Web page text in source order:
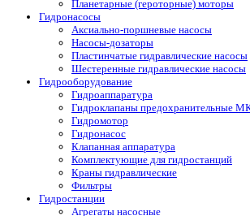
Планетарные (героторные) моторы
Гидронасосы
Аксиально-поршневые насосы
Насосы-дозаторы
Пластинчатые гидравлические насосы
Шестеренные гидравлические насосы
Гидрооборудование
Гидроаппаратура
Гидроклапаны предохранительные
Гидромотор
Гидронасос
Клапанная аппаратура
Комплектующие для гидростанций
Краны гидравлические
Фильтры
Гидростанции
Агрегаты насосные